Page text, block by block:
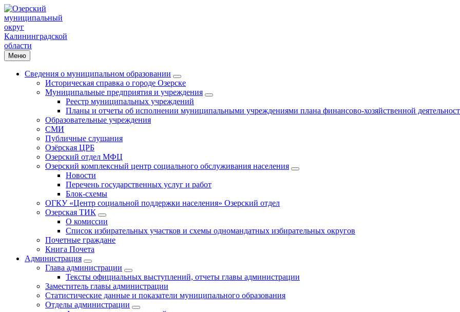
Меню
Сведения о муниципальном образовании
Историческая справка о городе Озерске
Муниципальные предприятия и учреждения
Реестр муниципальных учреждений
Планы и отчеты об исполнении муниципальными учреждениями плана финансово-хозяйственной
Образовательные учреждения
СМИ
Публичные слушания
Озёрская ЦРБ
Озерский отдел МФЦ
Озерский комплексный центр социального обслуживания населения
Новости
Перечень государственных услуг и работ
Блок-схемы
ОГКУ «Центр социальной поддержки населения» Озерский отдел
Озерская ТИК
О комиссии
Список избирательных участков и схемы одномандатных избирательных округов
Почетные граждане
Книга Почета
Администрация
Глава администрации
Тексты официальных выступлений, отчеты главы администрации
Заместитель главы администрации
Статистические данные и показатели муниципального образования
Отделы администрации